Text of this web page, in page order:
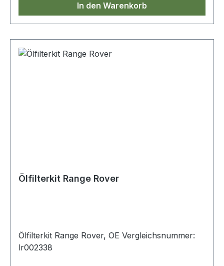
In den Warenkorb
Ölfilterkit Range Rover
Ölfilterkit Range Rover, OE Vergleichsnummer:
lr002338